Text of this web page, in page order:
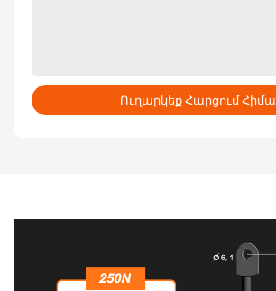
Ուղարկեք Հարցում Հիմա